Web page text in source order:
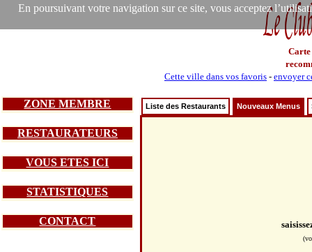
En poursuivant votre navigation sur ce site, vous acceptez
Carte
Cette ville dans vos favoris - envoyer
ZONE MEMBRE
RESTAURATEURS
VOUS ETES ICI
STATISTIQUES
CONTACT
Liste des Restaurants Nouveaux Menus